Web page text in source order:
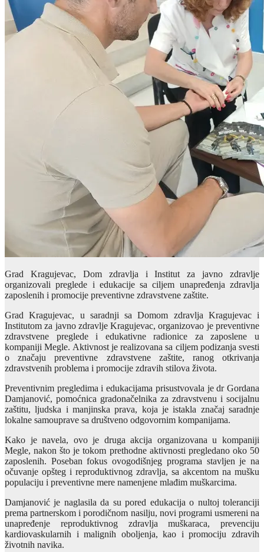
Grad Kragujevac, Dom zdravlja i Institut za javno zdravlje
organizovali preglede i edukacije sa ciljem unapređenja zdravlja
zaposlenih i promocije preventivne zdravstvene zaštite.
Grad Kragujevac, u saradnji sa Domom zdravlja Kragujevac i
Institutom za javno zdravlje Kragujevac, organizovao je preventivne
zdravstvene preglede i edukativne radionice za zaposlene u
kompaniji Megle. Aktivnost je realizovana sa ciljem podizanja svesti
o značaju preventivne zdravstvene zaštite, ranog otkrivanja
zdravstvenih problema i promocije zdravih stilova života.
Preventivnim pregledima i edukacijama prisustvovala je dr Gordana
Damjanović, pomoćnica gradonačelnika za zdravstvenu i socijalnu
zaštitu, ljudska i manjinska prava, koja je istakla značaj saradnje
lokalne samouprave sa društveno odgovornim kompanijama.
Kako je navela, ovo je druga akcija organizovana u kompaniji
Megle, nakon što je tokom prethodne aktivnosti pregledano oko 50
zaposlenih. Poseban fokus ovogodišnjeg programa stavljen je na
očuvanje opšteg i reproduktivnog zdravlja, sa akcentom na mušku
populaciju i preventivne mere namenjene mlađim muškarcima.
Damjanović je naglasila da su pored edukacija o nultoj toleranciji
prema partnerskom i porodičnom nasilju, novi programi usmereni na
unapređenje reproduktivnog zdravlja muškaraca, prevenciju
kardiovaskularnih i malignih oboljenja, kao i promociju zdravih
životnih navika.